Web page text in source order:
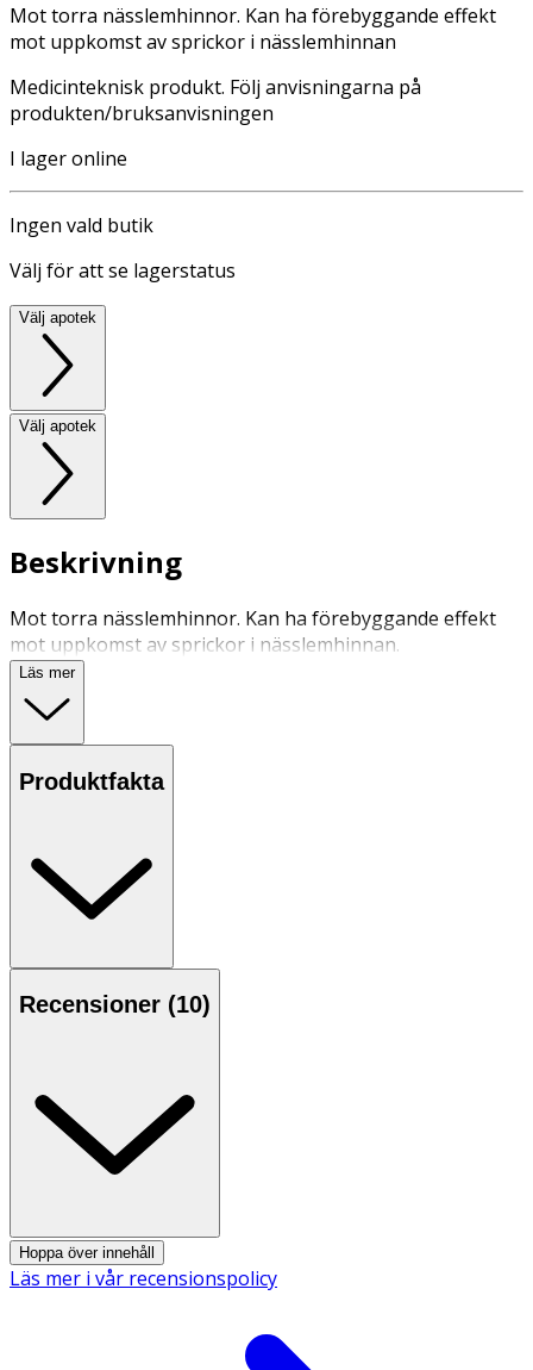
Mot torra nässlemhinnor. Kan ha förebyggande effekt
mot uppkomst av sprickor i nässlemhinnan
Medicinteknisk produkt. Följ anvisningarna på
produkten/bruksanvisningen
I lager online
Ingen vald butik
Välj för att se lagerstatus
Välj apotek
Välj apotek
Beskrivning
Mot torra nässlemhinnor. Kan ha förebyggande effekt
mot uppkomst av sprickor i nässlemhinnan.
Läs mer
Produktfakta
Recensioner (10)
Hoppa över innehåll
Läs mer i vår recensionspolicy